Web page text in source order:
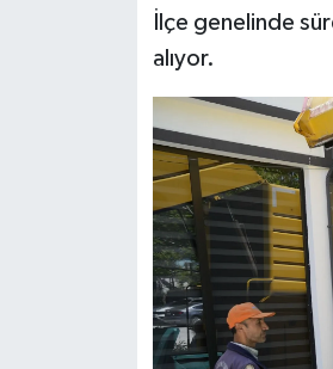
İlçe genelinde
alıyor.